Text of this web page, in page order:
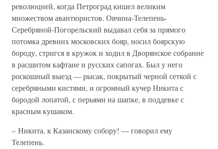
революцией, когда Петроград кишел великим
множеством авантюристов. Овчина-Телепень-
Серебряной-Погорельский выдавал себя за прямого
потомка древних московских бояр, носил боярскую
бороду, стригся в кружок и ходил в Дворянское собрание
в расшитом кафтане и русских сапогах. Был у него
роскошный выезд — рысак, покрытый черной сеткой с
серебряными кистями, и огромный кучер Никита с
бородой лопатой, с перьями на шапке, в поддевке с
красным кушаком.
– Никита, к Казанскому собору! — говорил ему
Телепень.